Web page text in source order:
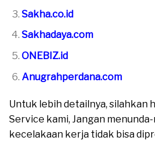
Sakha.co.id
Sakhadaya.com
ONEBIZ.id
Anugrahperdana.com
Untuk lebih detailnya, silahkan
Service kami, Jangan
kecelakaan kerja tidak bisa